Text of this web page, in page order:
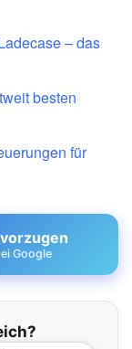
– das
besten
für
Google